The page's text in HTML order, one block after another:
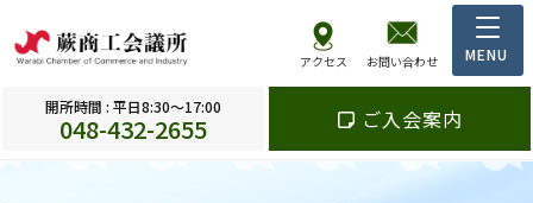
アクセス お問い合わせ
開所時間 : 平日8:30～17:00
048-432-2655 ご入会案内